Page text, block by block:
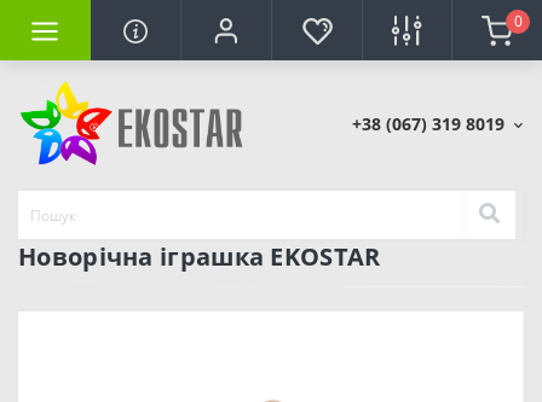
0
+38 (067) 319 8019
Новорічна іграшка EKOSTAR